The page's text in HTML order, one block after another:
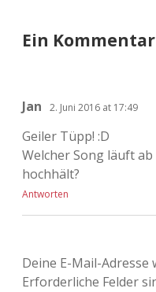
Ein Kommentar
Jan 2. Juni 2016 at 17:49
Geiler Tüpp! :D
Welcher Song läuft
hochhält?
Antworten
Deine E-Mail-
Erforderliche Felder